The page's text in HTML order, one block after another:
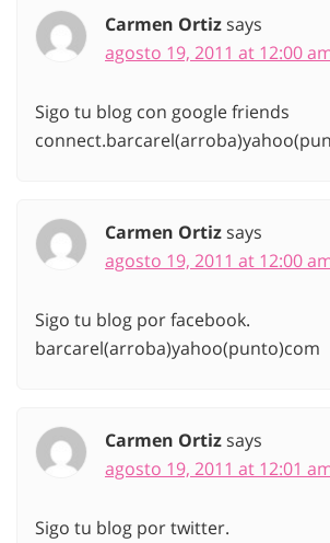
Carmen Ortizsays
agosto 19, 2011 at 12:00
Sigo tu blog con google friends
Carmen Ortizsays
agosto 19, 2011 at 12:00
Sigo tu blog por facebook.
barcarel(arroba)yahoo(punto)com
Carmen Ortizsays
agosto 19, 2011 at 12:01
Sigo tu blog por twitter.